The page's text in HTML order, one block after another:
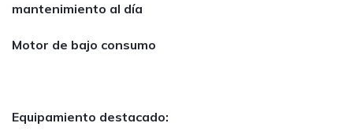
mantenimiento al día
Motor de bajo consumo
Equipamiento destacado: